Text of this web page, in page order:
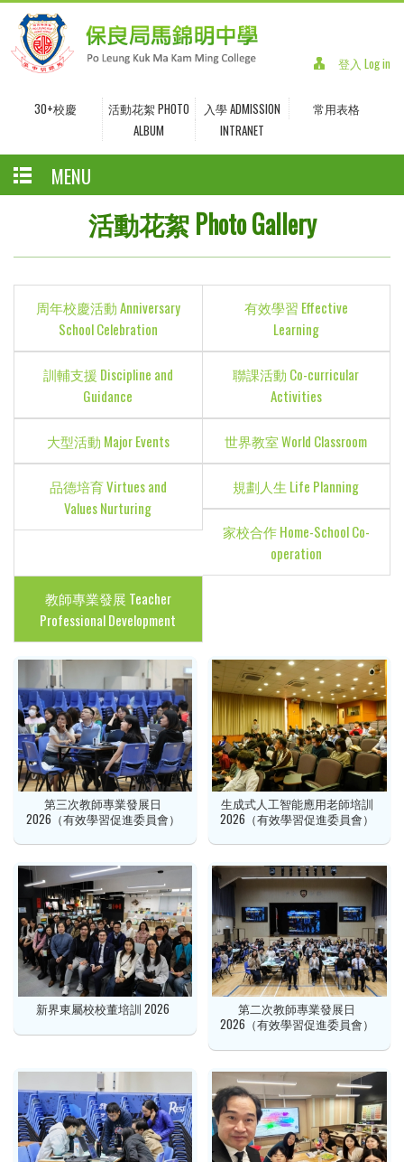
登入 Log in
30+校慶
活動花絮 PHOTO
ALBUM
入學 ADMISSION
常用表格
INTRANET
MENU
活動花絮 Photo Gallery
周年校慶活動 Anniversary
School Celebration
有效學習 Effective
Learning
訓輔支援 Discipline and
Guidance
聯課活動 Co-curricular
Activities
大型活動 Major Events 世界教室 World Classroom
品德培育 Virtues and
Values Nurturing
規劃人生 Life Planning
家校合作 Home-School Co-
operation
教師專業發展 Teacher
Professional Development
第三次教師專業發展日
2026（有效學習促進委員會）
生成式人工智能應用老師培訓
2026（有效學習促進委員會）
新界東屬校校董培訓 2026
第二次教師專業發展日
2026（有效學習促進委員會）